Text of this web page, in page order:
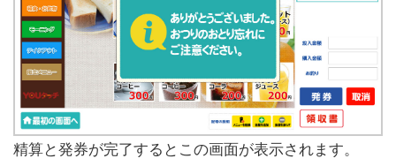
精算と発券が完了するとこの画面が表示されます。